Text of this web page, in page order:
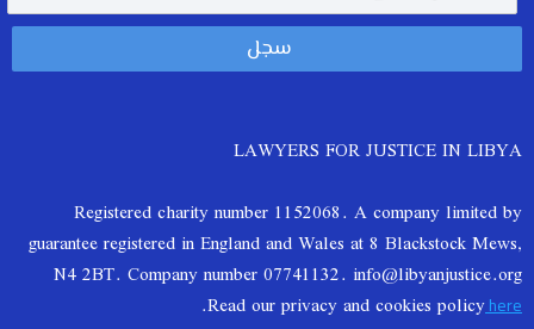
LAWYERS FOR JUSTICE IN LIBYA
Registered charity number 1152068. A company limited by
guarantee registered in England and Wales at 8 Blackstock Mews,
N4 2BT. Company number 07741132. info@libyanjustice.org
Read our privacy and cookies policyhere
.